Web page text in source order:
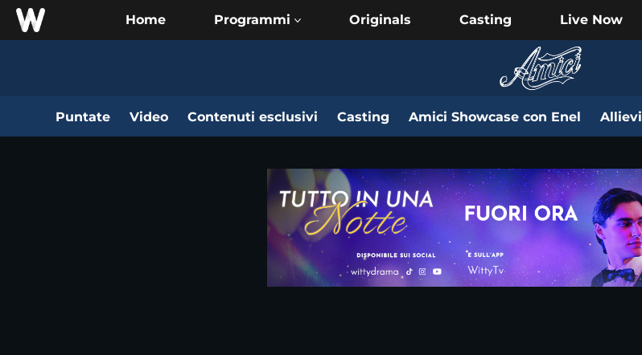
Home Originals Casting Live Now
Puntate Video Contenuti esclusivi Casting Amici Showcase con Enel Allievi